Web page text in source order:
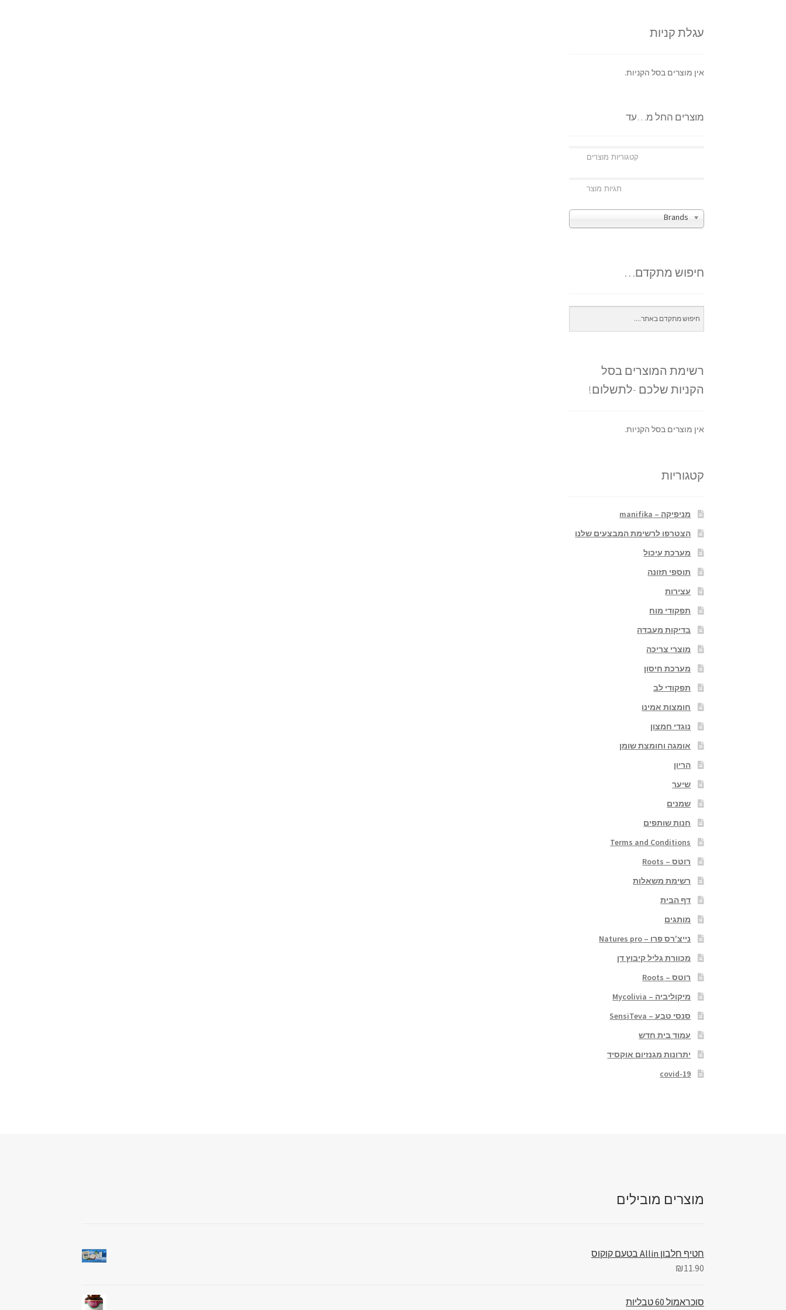
עגלת קניות
אין מוצרים בסל הקניות.
מוצרים החל מ…עד
Brands
חיפוש מתקדם…
רשימת המוצרים בסל
הקניות שלכם -לתשלום!
אין מוצרים בסל הקניות.
קטגוריות
מניפיקה – manifika
הצטרפו לרשימת המבצעים שלנו
מערכת עיכול
תוספי תזונה
עצירות
תפקודי מוח
בדיקות מעבדה
מוצרי צריכה
מערכת חיסון
תפקודי לב
חומצות אמינו
נוגדי חמצון
אומגה וחומצת שומן
הריון
שיער
שמנים
חנות שותפים
Terms and Conditions
רוטס – Roots
רשימת משאלות
דף הבית
מותגים
נייצ'רס פרו – Natures pro
מכוורת גליל קיבוץ דן
רוטס – Roots
מיקוליביה – Mycolivia
סנסי טבע – SensiTeva
עמוד בית חדש
יתרונות מגנזיום אוקסיד
covid-19
מוצרים מובילים
חטיף חלבון Allin בטעם קוקוס
₪11.90
סוכראמול 60 טבליות